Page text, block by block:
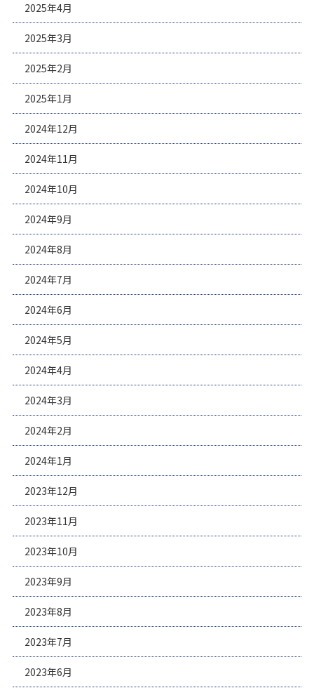
2025年4月
2025年3月
2025年2月
2025年1月
2024年12月
2024年11月
2024年10月
2024年9月
2024年8月
2024年7月
2024年6月
2024年5月
2024年4月
2024年3月
2024年2月
2024年1月
2023年12月
2023年11月
2023年10月
2023年9月
2023年8月
2023年7月
2023年6月